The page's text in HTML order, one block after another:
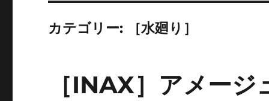
カテゴリー: ［水廻り］
［INAX］アメージ